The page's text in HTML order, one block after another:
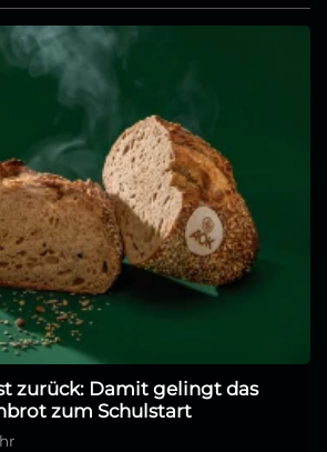
zurück: Damit gelingt das
zum Schulstart